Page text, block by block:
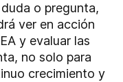
o pregunta,
ver en acción
y evaluar las
no solo para
crecimiento y